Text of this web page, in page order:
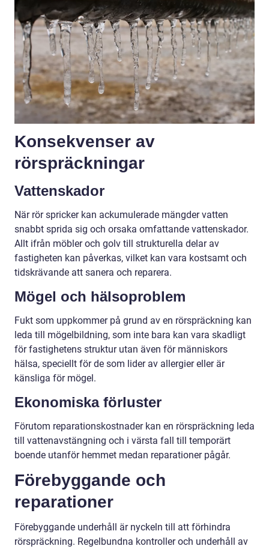
Konsekvenser av
rörspräckningar
Vattenskador
När rör spricker kan ackumulerade mängder vatten
snabbt sprida sig och orsaka omfattande vattenskador.
Allt ifrån möbler och golv till strukturella delar av
fastigheten kan påverkas, vilket kan vara kostsamt och
tidskrävande att sanera och reparera.
Mögel och hälsoproblem
Fukt som uppkommer på grund av en rörspräckning kan
leda till mögelbildning, som inte bara kan vara skadligt
för fastighetens struktur utan även för människors
hälsa, speciellt för de som lider av allergier eller är
känsliga för mögel.
Ekonomiska förluster
Förutom reparationskostnader kan en rörspräckning leda
till vattenavstängning och i värsta fall till temporärt
boende utanför hemmet medan reparationer pågår.
Förebyggande och
reparationer
Förebyggande underhåll är nyckeln till att förhindra
rörspräckning. Regelbundna kontroller och underhåll av